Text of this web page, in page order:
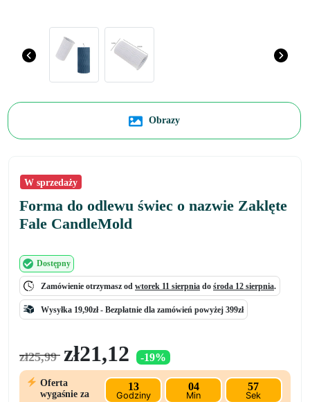
Obrazy
W sprzedaży
Forma do odlewu świec o nazwie Zaklęte
Fale CandleMold
Dostępny
Zamówienie otrzymasz od wtorek 11 sierpnia do środa 12 sierpnia.
Wysyłka 19,90zł - Bezpłatnie dla zamówień powyżej 399zł
zł25,99
Pierwotna
cena
zł25,99.
zł21,12 cena
wynosi:
zł21,12.
-19%
Oferta
wygaśnie za
13
Godziny
04
Min
57
Sek